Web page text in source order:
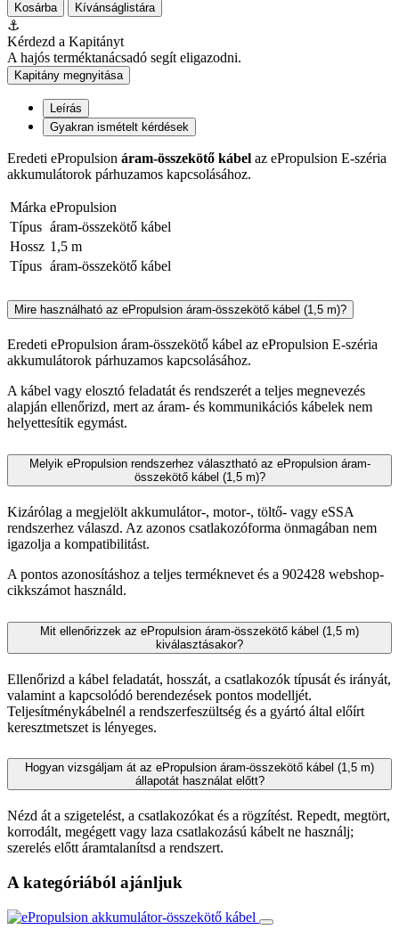
Kosárba Kívánságlistára
⚓
Kérdezd a Kapitányt
A hajós terméktanácsadó segít eligazodni.
Kapitány megnyitása
Leírás
Gyakran ismételt kérdések
Eredeti ePropulsion áram-összekötő kábel az ePropulsion E-széria
akkumulátorok párhuzamos kapcsolásához.
Márka ePropulsion
Típus áram-összekötő kábel
Hossz 1,5 m
Típus áram-összekötő kábel
Mire használható az ePropulsion áram-összekötő kábel (1,5 m)?
Eredeti ePropulsion áram-összekötő kábel az ePropulsion E-széria
akkumulátorok párhuzamos kapcsolásához.
A kábel vagy elosztó feladatát és rendszerét a teljes megnevezés
alapján ellenőrizd, mert az áram- és kommunikációs kábelek nem
helyettesítik egymást.
Melyik ePropulsion rendszerhez választható az ePropulsion áram-
összekötő kábel (1,5 m)?
Kizárólag a megjelölt akkumulátor-, motor-, töltő- vagy eSSA
rendszerhez válaszd. Az azonos csatlakozóforma önmagában nem
igazolja a kompatibilitást.
A pontos azonosításhoz a teljes terméknevet és a 902428 webshop-
cikkszámot használd.
Mit ellenőrizzek az ePropulsion áram-összekötő kábel (1,5 m)
kiválasztásakor?
Ellenőrizd a kábel feladatát, hosszát, a csatlakozók típusát és irányát,
valamint a kapcsolódó berendezések pontos modelljét.
Teljesítménykábelnél a rendszerfeszültség és a gyártó által előírt
keresztmetszet is lényeges.
Hogyan vizsgáljam át az ePropulsion áram-összekötő kábel (1,5 m)
állapotát használat előtt?
Nézd át a szigetelést, a csatlakozókat és a rögzítést. Repedt, megtört,
korrodált, megégett vagy laza csatlakozású kábelt ne használj;
szerelés előtt áramtalanítsd a rendszert.
A kategóriából ajánljuk